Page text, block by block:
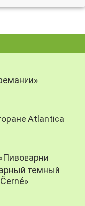
Atlantica
темный